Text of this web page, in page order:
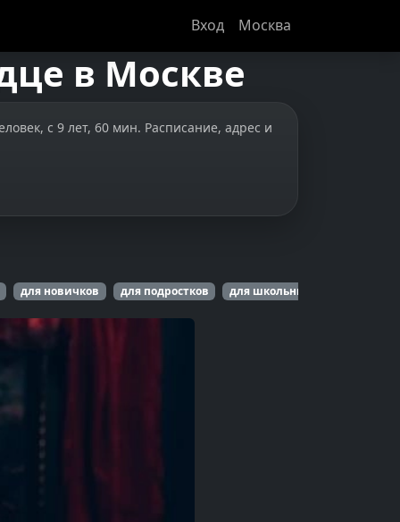
Вход Москва
в Москве
с 9 лет, 60 мин. Расписание, адрес и
для новичков для подростков для школьников